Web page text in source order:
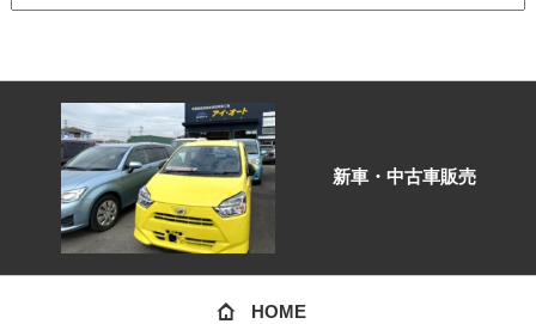
新車・中古車販売
HOME